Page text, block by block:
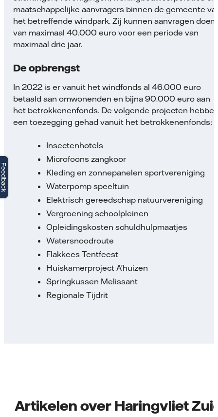
maatschappelijke aanvragers binnen de gemeente
het betreffende windpark. Zij kunnen aanvragen doen
van maximaal 40.000 euro voor een periode van
maximaal drie jaar.
De opbrengst
In 2022 is er vanuit het windfonds al 46.000 euro
betaald aan omwonenden en bijna 90.000 euro aan
het betrokkenenfonds. De volgende projecten
een toezegging gehad vanuit het betrokkenenfonds:
Insectenhotels
Microfoons zangkoor
Kleding en zonnepanelen sportvereniging
Waterpomp speeltuin
Elektrisch gereedschap natuurvereniging
Vergroening schoolpleinen
Opleidingskosten schuldhulpmaatjes
Watersnoodroute
Flakkees Tentfeest
Huiskamerproject A’huizen
Springkussen Melissant
Regionale Tijdrit
Artikelen over Haringvliet
Feedback